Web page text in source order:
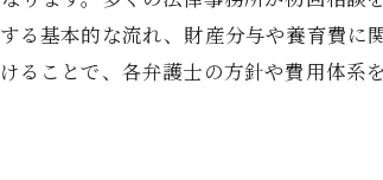
ローン問題の整理
解決の成功事例
る基本的な流れ、財産分与や養育費に
ることで、各弁護士の方針や費用体